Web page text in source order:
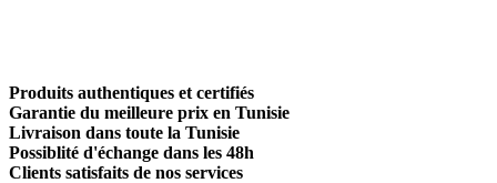
Produits authentiques et certifiés
Garantie du meilleure prix en Tunisie
Livraison dans toute la Tunisie
Possiblité d'échange dans les 48h
Clients satisfaits de nos services